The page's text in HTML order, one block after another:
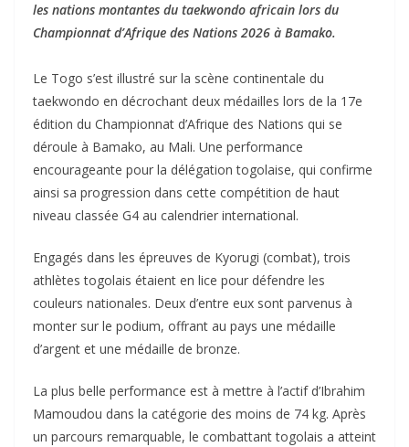
les nations montantes du taekwondo africain lors du
Championnat d’Afrique des Nations 2026 à Bamako.
Le Togo s’est illustré sur la scène continentale du
taekwondo en décrochant deux médailles lors de la 17e
édition du Championnat d’Afrique des Nations qui se
déroule à Bamako, au Mali. Une performance
encourageante pour la délégation togolaise, qui confirme
ainsi sa progression dans cette compétition de haut
niveau classée G4 au calendrier international.
Engagés dans les épreuves de Kyorugi (combat), trois
athlètes togolais étaient en lice pour défendre les
couleurs nationales. Deux d’entre eux sont parvenus à
monter sur le podium, offrant au pays une médaille
d’argent et une médaille de bronze.
La plus belle performance est à mettre à l’actif d’Ibrahim
Mamoudou dans la catégorie des moins de 74 kg. Après
un parcours remarquable, le combattant togolais a atteint